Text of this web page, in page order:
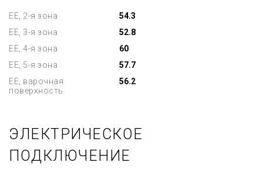
EE, 2-я зона
54.3
EE, 3-я зона
52.8
EE, 4-я зона
60
EE, 5-я зона
57.7
EE, варочная
поверхность
56.2
ЭЛЕКТРИЧЕСКОЕ
ПОДКЛЮЧЕНИЕ